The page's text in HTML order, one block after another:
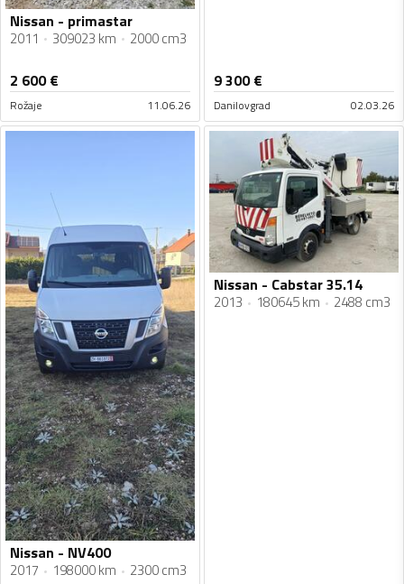
Nissan - primastar
2011 309023 km 2000 cm3
2 600€
Rožaje 11.06.26
9 300€
Danilovgrad 02.03.26
Nissan - NV400
2017 198000 km 2300 cm3
Nissan - Cabstar 35.14
2013 180645 km 2488 cm3